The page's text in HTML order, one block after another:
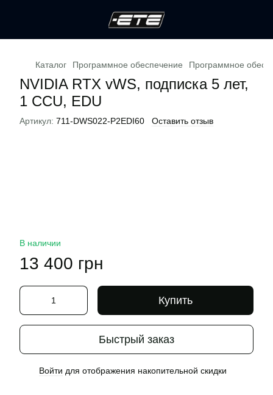
Каталог Программное обеспечение Программное
NVIDIA RTX vWS, подписка 5 лет,
1 CCU, EDU
Артикул: 711-DWS022-P2EDI60 Оставить отзыв
В наличии
13 400 грн
Купить
Быстрый заказ
Войти для отображения накопительной скидки